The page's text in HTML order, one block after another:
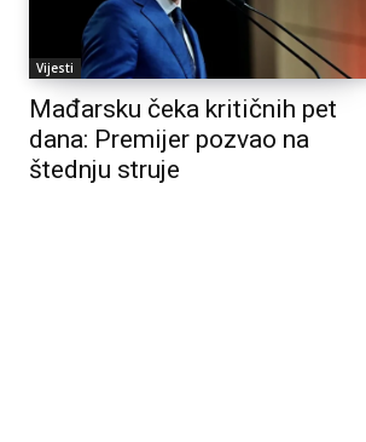
Vijesti
Mađarsku čeka kritičnih pet
dana: Premijer pozvao na
štednju struje